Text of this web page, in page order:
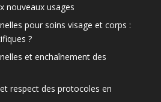
nouveaux usages
pour soins visage et corps :
?
et enchaînement des
respect des protocoles en